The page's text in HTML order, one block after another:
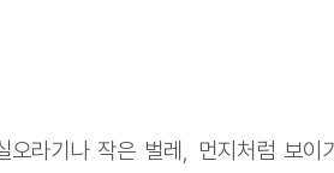
라기나 작은 벌레, 먼지처럼 보이기